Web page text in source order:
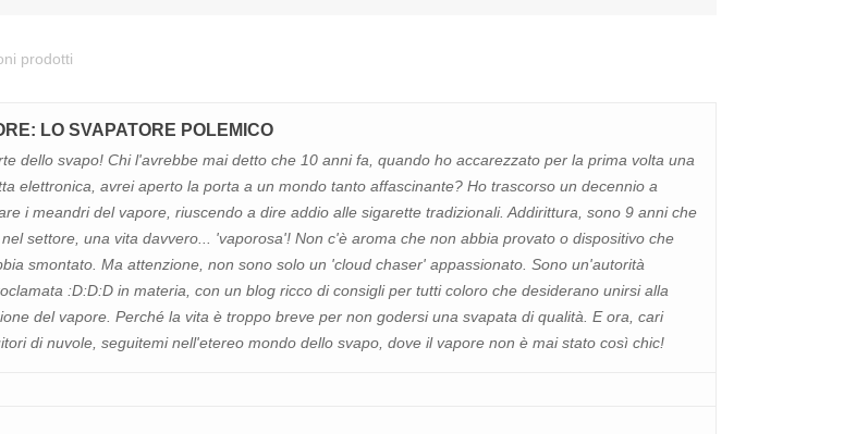
prodotti
LO SVAPATORE POLEMICO
dello svapo! Chi l'avrebbe mai detto che 10 anni fa, quando ho accarezzato per la prima volta una
elettronica, avrei aperto la porta a un mondo tanto affascinante? Ho trascorso un decennio a
i meandri del vapore, riuscendo a dire addio alle sigarette tradizionali. Addirittura, sono 9 anni che
settore, una vita davvero... 'vaporosa'! Non c'è aroma che non abbia provato o dispositivo che
smontato. Ma attenzione, non sono solo un 'cloud chaser' appassionato. Sono un'autorità
:D:D:D in materia, con un blog ricco di consigli per tutti coloro che desiderano unirsi alla
del vapore. Perché la vita è troppo breve per non godersi una svapata di qualità. E ora, cari
di nuvole, seguitemi nell'etereo mondo dello svapo, dove il vapore non è mai stato così chic!